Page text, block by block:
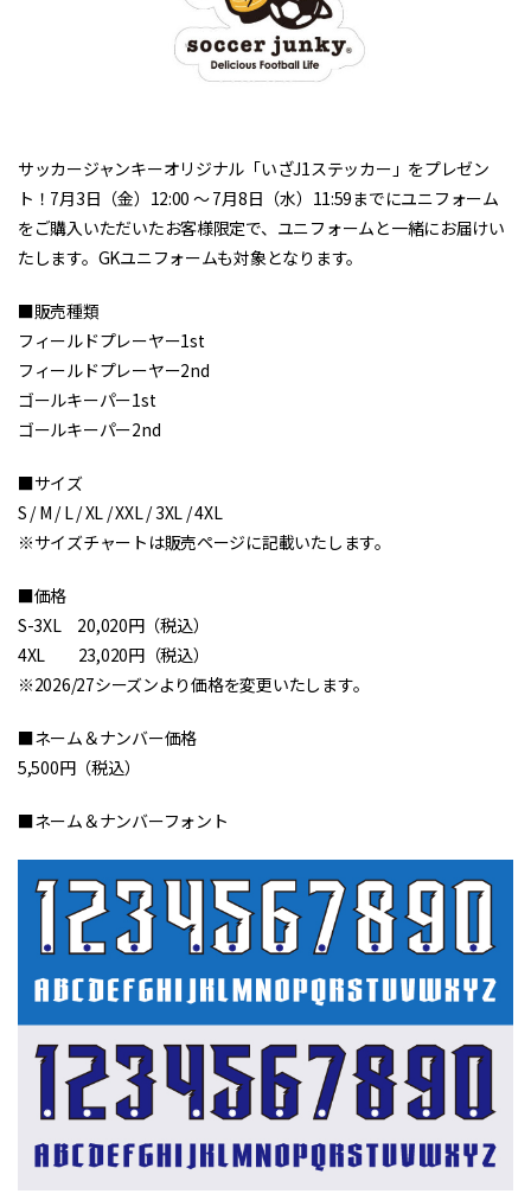
サッカージャンキーオリジナル「いざJ1ステッカー」をプレゼン
ト！7月3日（金）12:00 ～ 7月8日（水）11:59までにユニフォーム
をご購入いただいたお客様限定で、ユニフォームと一緒にお届けい
たします。GKユニフォームも対象となります。
■販売種類
フィールドプレーヤー1st
フィールドプレーヤー2nd
ゴールキーパー1st
ゴールキーパー2nd
■サイズ
S / M / L / XL / XXL / 3XL / 4XL
※サイズチャートは販売ページに記載いたします。
■価格
S-3XL 20,020円（税込）
4XL 23,020円（税込）
※2026/27シーズンより価格を変更いたします。
■ネーム＆ナンバー価格
5,500円（税込）
■ネーム＆ナンバーフォント